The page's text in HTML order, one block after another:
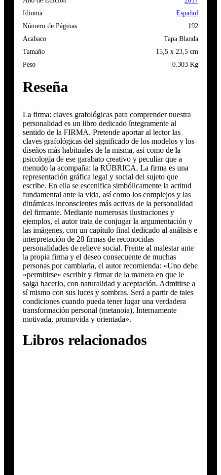
Idioma
Español
Número de Páginas
192
Acabaco
Tapa Blanda
Tamaño
15,5 x 23,5 cm
Peso
0.303 Kg
Reseña
La firma: claves grafológicas para comprender nuestra
personalidad es un libro dedicado íntegramente al
sentido de la FIRMA. Pretende aportar al lector las
claves grafológicas del significado de los modelos y los
diseños más habituales de la misma, así como de la
psicología de ese garabato creativo y peculiar que a
menudo la acompaña: la RÚBRICA. La firma es una
representación gráfica legal y social del sujeto que
escribe. En ella se escenifica simbólicamente la actitud
fundamental ante la vida, así como los complejos y las
dinámicas inconscientes más activas de la personalidad
del firmante. Mediante numerosas ilustraciones y
ejemplos, el autor trata de conjugar la argumentación y
las imágenes, con un capítulo final dedicado al análisis e
interpretación de 28 firmas de reconocidas
personalidades de relieve social. Frente al malestar ante
la propia firma y el deseo consecuente de muchas
personas por cambiarla, el autor recomienda: «Uno debe
«permitirse» escribir y firmar de la manera en que le
salga hacerlo, con naturalidad y aceptación. Admitirse a
sí mismo con sus luces y sombras. Será a partir de tales
condiciones cuando pueda tener lugar una verdadera
transformación personal (metanoia), Internamente
motivada, promovida y orientada».
Libros relacionados